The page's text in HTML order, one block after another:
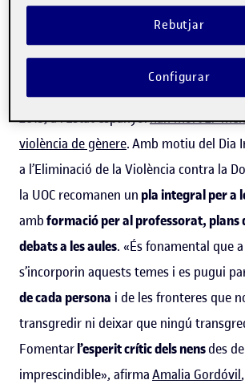
estudi més exhaustiu fet a la UE
van entrevistar 42.000 dones— conclou
sexual des dels 15 anys i una de cada
2013, a l’Estat espanyolhan mort 27
violència de gènere. Amb motiu del Dia
a l’Eliminació de la Violència contra la
la UOC recomanen un pla integral per a
ambformació per al professorat, plans
debats a les aules. «És fonamental que
s’incorporin aquests temes i es pugui
de cada persona i de les fronteres que
transgredir ni deixar que ningú
Fomentarl’esperit crític dels nensdes
imprescindible», afirmaAmalia Gordóvil
Rebutjar
Configurar